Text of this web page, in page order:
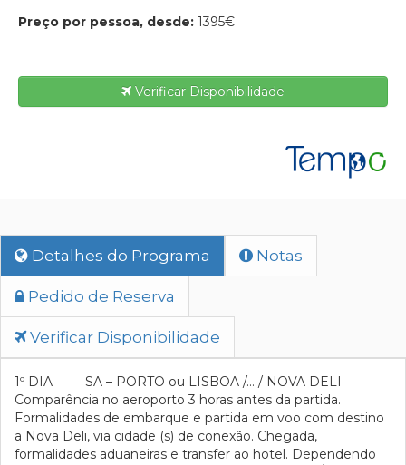
Preço por pessoa, desde: 1395€
Verificar Disponibilidade
Detalhes do Programa Notas
Pedido de Reserva
Verificar Disponibilidade
1º DIA SA – PORTO ou LISBOA /… / NOVA DELI
Comparência no aeroporto 3 horas antes da partida.
Formalidades de embarque e partida em voo com destino
a Nova Deli, via cidade (s) de conexão. Chegada,
formalidades aduaneiras e transfer ao hotel. Dependendo